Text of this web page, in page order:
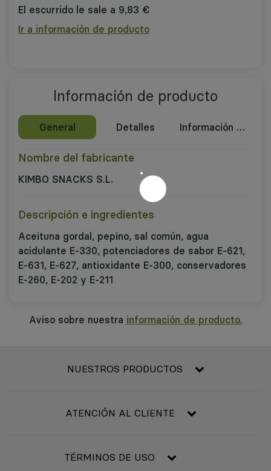
El escurrido le sale a 9,83 €
Ir a información de producto
Información de producto
General Detalles Información nutricional
Nombre del fabricante
KIMBO SNACKS S.L.
Descripción e ingredientes
Aceituna gordal, pepino, sal común, agua
acidulante E-330, potenciadores de sabor E-621,
E-631, E-627, antioxidante E-300, conservadores
E-260, E-202 y E-211
Aviso sobre nuestra información de producto.
NUESTROS PRODUCTOS
Bebé
ATENCIÓN AL CLIENTE
TÉRMINOS DE USO